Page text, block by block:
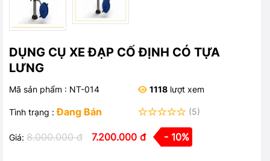
DỤNG CỤ XE ĐẠP CỐ ĐỊNH CÓ TỰA
LƯNG
Mã sản phẩm : NT-014 1118 lượt xem
Tình trạng : Đang Bán (5)
Giá: 8.000.000 đ 7.200.000 đ - 10%